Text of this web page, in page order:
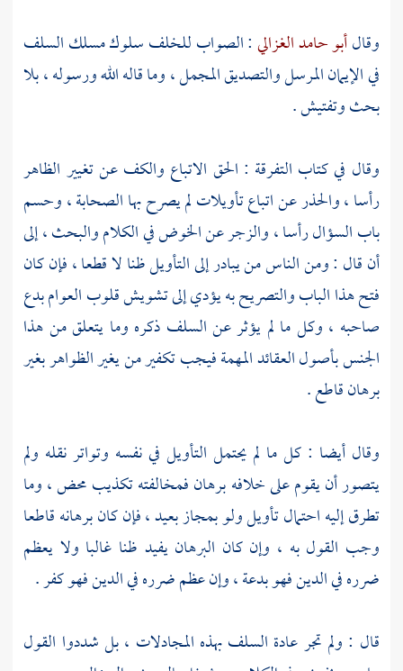
وقالأبو حامد الغزالي: الصواب للخلف سلوك مسلك السلف
في الإيمان المرسل والتصديق المجمل ، وما قاله الله ورسوله ، بلا
بحث وتفتيش .
وقال في كتاب التفرقة : الحق الاتباع والكف عن تغيير الظاهر
رأسا ، والحذر عن اتباع تأويلات لم يصرح بها الصحابة ، وحسم
باب السؤال رأسا ، والزجر عن الخوض في الكلام والبحث ، إلى
أن قال : ومن الناس من يبادر إلى التأويل ظنا لا قطعا ، فإن كان
فتح هذا الباب والتصريح به يؤدي إلى تشويش قلوب العوام بدع
صاحبه ، وكل ما لم يؤثر عن السلف ذكره وما يتعلق من هذا
الجنس بأصول العقائد المهمة فيجب تكفير من يغير الظواهر بغير
برهان قاطع .
وقال أيضا : كل ما لم يحتمل التأويل في نفسه وتواتر نقله ولم
يتصور أن يقوم على خلافه برهان فمخالفته تكذيب محض ، وما
تطرق إليه احتمال تأويل ولو بمجاز بعيد ، فإن كان برهانه قاطعا
وجب القول به ، وإن كان البرهان يفيد ظنا غالبا ولا يعظم
ضرره في الدين فهو بدعة ، وإن عظم ضرره في الدين فهو كفر .
قال : ولم تجر عادة السلف بهذه المجادلات ، بل شددوا القول